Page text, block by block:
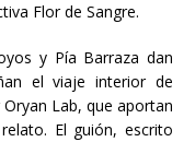
Flor de Sangre.
y Pía Barraza dan
el viaje interior de
Lab, que aportan
El guión, escrito